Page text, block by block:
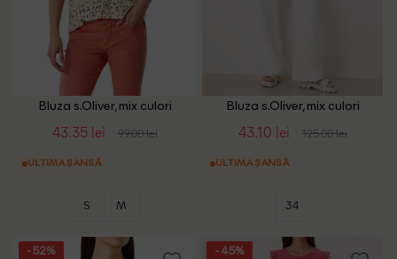
Bluza s.Oliver, mix culori
43.35 lei 99.00 lei
ULTIMA ȘANSĂ
S M
Bluza s.Oliver, mix culori
43.10 lei 125.00 lei
ULTIMA ȘANSĂ
34
- 52% - 45%